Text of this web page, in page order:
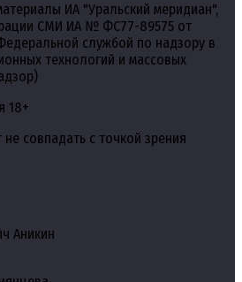
ИА "Уральский меридиан",
СМИ ИА № ФС77-89575 от
службой по надзору в
технологий и массовых
18+
совпадать с точкой зрения
Аникин